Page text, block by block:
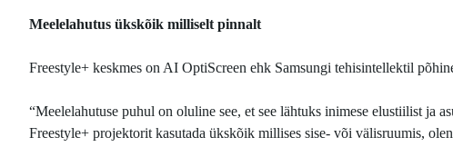
Meelelahutus ükskõik milliselt pinnalt
Freestyle+ keskmes on AI OptiScreen ehk Samsungi tehisintellektil
“Meelelahutuse puhul on oluline see, et see lähtuks inimese elustiilist ja
Freestyle+ projektorit kasutada ükskõik millises sise- või välisruumis,